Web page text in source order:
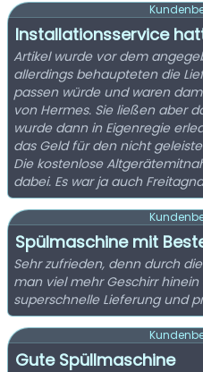
Installationsservice
Artikel wurde vor dem
allerdings behaupteten die
passen würde und waren
von Hermes. Sie ließen aber
wurde dann in Eigenregie
das Geld für den nicht
Die kostenlose
dabei. Es war ja auch
Spülmaschine mit
Sehr zufrieden, denn durch
man viel mehr Geschirr
superschnelle Lieferung und
Gute Spüllmaschine